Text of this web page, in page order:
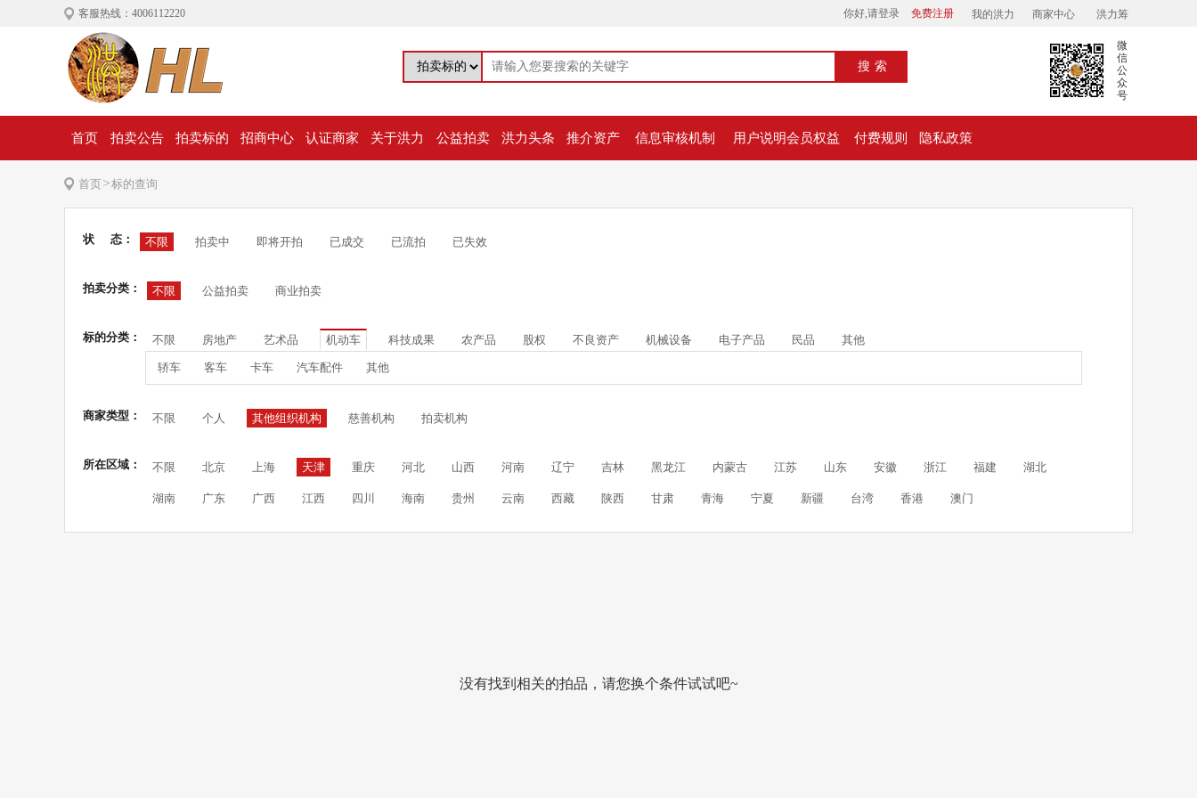
客服热线：4006112220 你好,请登录 免费注册 我的洪力 商家中心 洪力筹
搜索
微
信
公
众
号
首页 拍卖公告 拍卖标的 招商中心 认证商家 关于洪力 公益拍卖 洪力头条 推介资产 信息审核机制 用户说明会员权益 付费规则 隐私政策
首页>标的查询
状 态： 不限 拍卖中 即将开拍 已成交 已流拍 已失效
拍卖分类： 不限 公益拍卖 商业拍卖
标的分类： 不限 房地产 艺术品 机动车 科技成果 农产品 股权 不良资产 机械设备 电子产品 民品 其他
轿车 客车 卡车 汽车配件 其他
商家类型： 不限 个人 其他组织机构 慈善机构 拍卖机构
所在区域： 不限 北京 上海 天津 重庆 河北 山西 河南 辽宁 吉林 黑龙江 内蒙古 江苏 山东 安徽 浙江 福建 湖北
湖南 广东 广西 江西 四川 海南 贵州 云南 西藏 陕西 甘肃 青海 宁夏 新疆 台湾 香港 澳门
没有找到相关的拍品，请您换个条件试试吧~